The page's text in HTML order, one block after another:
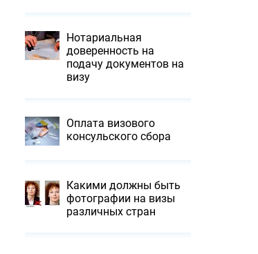
Нотариальная
доверенность на
подачу документов на
визу
Оплата визового
консульского сбора
Какими должны быть
фотографии на визы
различных стран